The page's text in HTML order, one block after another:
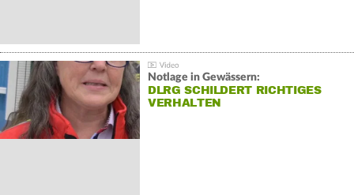
Notlage in Gewässern:
DLRG SCHILDERT RICHTIGES
VERHALTEN